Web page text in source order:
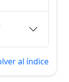
al índice